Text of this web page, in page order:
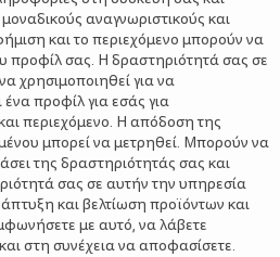
αναγνωριστικούς και
και το περιεχόμενο μπορούν να
προφίλ σας. Η δραστηριότητά σας σε
χρησιμοποιηθεί για να
προφίλ για εσάς για
περιεχόμενο. Η απόδοση της
μπορεί να μετρηθεί. Μπορούν να
της δραστηριότητάς σας και
σας σε αυτήν την υπηρεσία
και βελτίωση προϊόντων και
με αυτό, να λάβετε
στη συνέχεια να αποφασίσετε.